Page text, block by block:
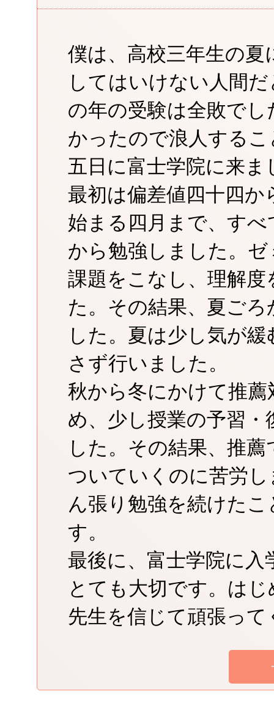
僕は、高校三年生の
してはいけない人間
の年の受験は全敗で
かったので浪人する
五日に富士学院に来ま
最初は偏差値四十四
始まる四月まで、す
から勉強しました。
課題をこなし、理解
た。その結果、夏ご
した。夏は少し気が
さず行いました。
秋から冬にかけて推
め、少し授業の予習
した。その結果、推
ついていくのに苦労
ん張り勉強を続けた
す。
最後に、富士学院に
とても大切です。は
先生を信じて頑張って